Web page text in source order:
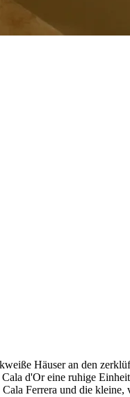
Häuser an den
d'Or eine ruhige
Ferrera und die kleine,